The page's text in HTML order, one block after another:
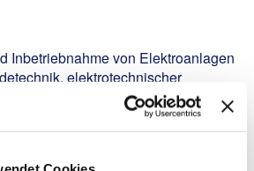
Inbetriebnahme von Elektroanlagen
elektrotechnischer
technische Tunnelausstattung)
langfristigen Projekte innerhalb
Unterstützung bei der